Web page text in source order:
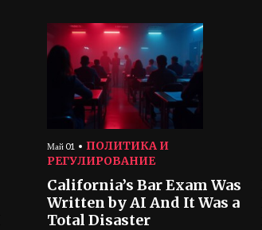
Май 01
ПОЛИТИКА И
РЕГУЛИРОВАНИЕ
California’s Bar Exam Was
Written by AI And It Was a
Total Disaster